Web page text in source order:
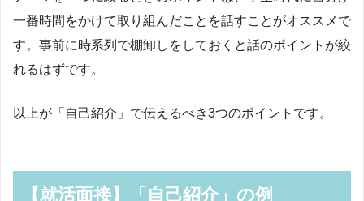
一番時間をかけて取り組んだことを話すことがオススメで
す。事前に時系列で棚卸しをしておくと話のポイントが絞
れるはずです。
以上が「自己紹介」で伝えるべき3つのポイントです。
【就活面接】「自己紹介」の例